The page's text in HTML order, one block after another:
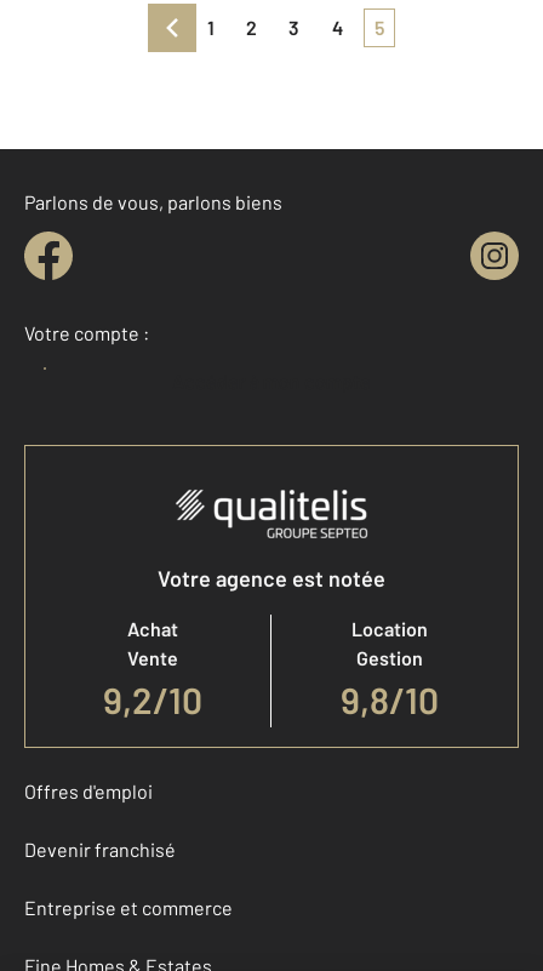
1 2 3 4 5
Parlons de vous, parlons biens
Votre compte :
Votre agence est notée
Achat
Vente
9,2/10
Location
Gestion
9,8/10
Offres d'emploi
Devenir franchisé
Entreprise et commerce
Fine Homes & Estates